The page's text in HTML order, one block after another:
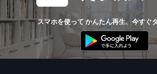
スマホを使って かんたん再生、今すぐ